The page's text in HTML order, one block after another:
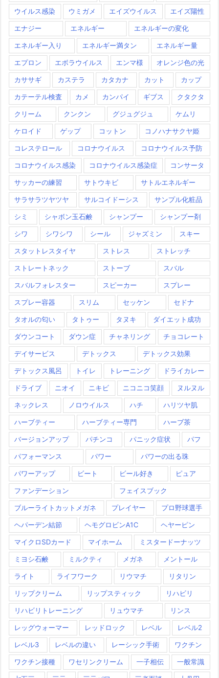
ウイルス感染 ウミガメ エイズウイルス エイズ陽性
エナジー エネルギー エネルギーの変化
エネルギー入り エネルギー満タン エネルギー量
エプロン エボラウイルス エンマ様 オレンジ色の光
カササギ カステラ カタカナ カット カップ
カテーテル検査 カメ カンパイ ギブス クタクタ
クリーム クンクン グジュグジュ ケムリ
ケロイド ゲップ コットン コノハナサクヤ姫
コレステロール コロナウイルス コロナウイルス予防
コロナウイルス感染 コロナウイルス感染症 コンサータ
サッカーの練習 サトウキビ サトルエネルギー
サラサラツヤツヤ サルコイドーシス サンプル化粧品
シミ シャボン玉石鹸 シャンプー シャンプー剤
シワ シワシワ シール ジャズミン スキー
スタットレスタイヤ ストレス ストレッチ
ストレートネック ストーブ スバル
スバルフォレスター スピーカー スプレー
スプレー容器 スリム セッケン セドナ
タオルの匂い タトゥー タヌキ ダイエット成功
ダウンコート ダウン症 チャネリング チョコレート
デイサービス デトックス デトックス効果
デトックス風呂 トイレ トレーニング ドライカレー
ドライブ ニオイ ニキビ ニコニコ笑顔 ヌルヌル
ネックレス ノロウイルス ハチ ハリツヤ肌
ハーブティー ハーブティー専門 ハーブ茶
バージョンアップ パチンコ パニック症状 パフ
パフォーマンス パワー パワーの出る珠
パワーアップ ビート ビール好き ピュア
ファンデーション フェイスブック
ブルーライトカットメガネ プレイヤー プロ野球選手
ヘパーデン結節 ヘモグロビンA1C ヘヤーピン
マイクロSDカード マイホーム ミスタードーナッツ
ミヨシ石鹸 ミルクティ メガネ メントール
ライト ライフワーク リウマチ リタリン
リップクリーム リップスティック リハビリ
リハビリトレーニング リュウマチ リンス
レッグウォーマー レッドロック レベル レベル2
レベル3 レベルの違い レーシック手術 ワクチン
ワクチン接種 ワセリンクリーム 一子相伝 一般常識